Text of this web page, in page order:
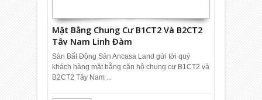
Mặt Bằng Chung Cư B1CT2 Và B2CT2
Tây Nam Linh Đàm
Sàn Bất Động Sản Ancasa Land gửi tới quý
khách hàng mặt bằng căn hộ chung cư B1CT2 và
B2CT2 Tây Nam ...